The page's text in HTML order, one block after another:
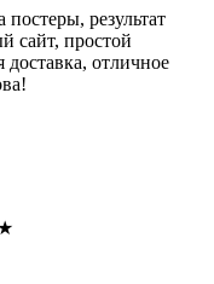
результат
сайт, простой
отличное